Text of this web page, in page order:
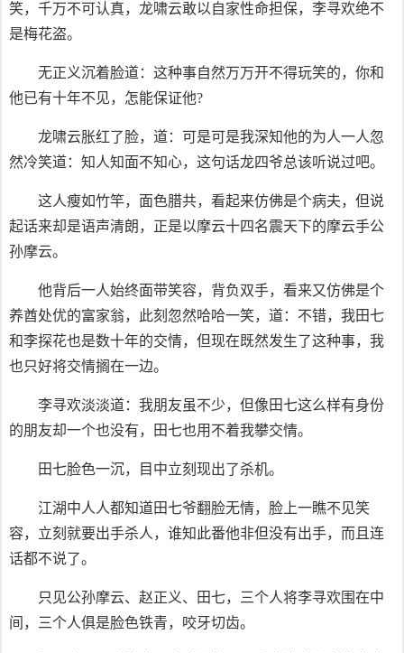
笑，千万不可认真，龙啸云敢以自家性命担保，李寻欢绝不
是梅花盗。
无正义沉着脸道：这种事自然万万开不得玩笑的，你和
他已有十年不见，怎能保证他?
龙啸云胀红了脸，道：可是可是我深知他的为人一人忽
然冷笑道：知人知面不知心，这句话龙四爷总该听说过吧。
这人瘦如竹竿，面色腊共，看起来仿佛是个病夫，但说
起话来却是语声清朗，正是以摩云十四名震天下的摩云手公
孙摩云。
他背后一人始终面带笑容，背负双手，看来又仿佛是个
养酋处优的富家翁，此刻忽然哈哈一笑，道：不错，我田七
和李探花也是数十年的交情，但现在既然发生了这种事，我
也只好将交情搁在一边。
李寻欢淡淡道：我朋友虽不少，但像田七这么样有身份
的朋友却一个也没有，田七也用不着我攀交情。
田七脸色一沉，目中立刻现出了杀机。
江湖中人人都知道田七爷翻脸无情，脸上一瞧不见笑
容，立刻就要出手杀人，谁知此番他非但没有出手，而且连
话都不说了。
只见公孙摩云、赵正义、田七，三个人将李寻欢围在中
间，三个人俱是脸色铁青，咬牙切齿。